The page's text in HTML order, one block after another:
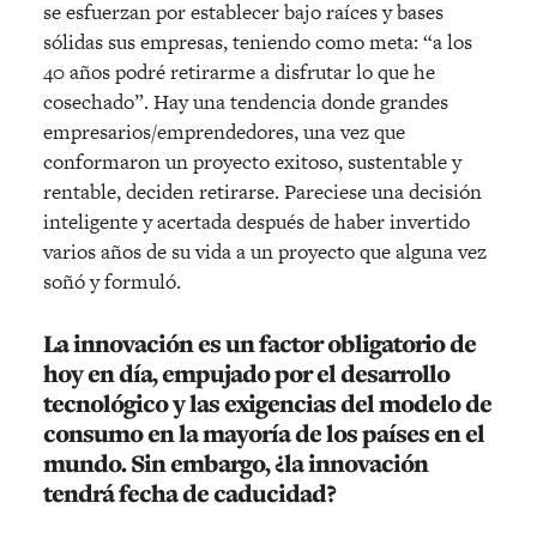
se esfuerzan por establecer bajo raíces y bases
sólidas sus empresas, teniendo como meta: “a los
40 años podré retirarme a disfrutar lo que he
cosechado”. Hay una tendencia donde grandes
empresarios/emprendedores, una vez que
conformaron un proyecto exitoso, sustentable y
rentable, deciden retirarse. Pareciese una decisión
inteligente y acertada después de haber invertido
varios años de su vida a un proyecto que alguna vez
soñó y formuló.
La innovación es un factor obligatorio de
hoy en día, empujado por el desarrollo
tecnológico y las exigencias del modelo de
consumo en la mayoría de los países en el
mundo. Sin embargo, ¿la innovación
tendrá fecha de caducidad?